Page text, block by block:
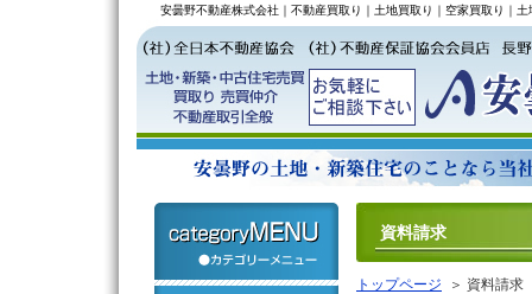
安曇野不動産株式会社｜不動産買取り｜土地買取り｜空家買取り｜
資料請求
トップページ ＞ 資料請求